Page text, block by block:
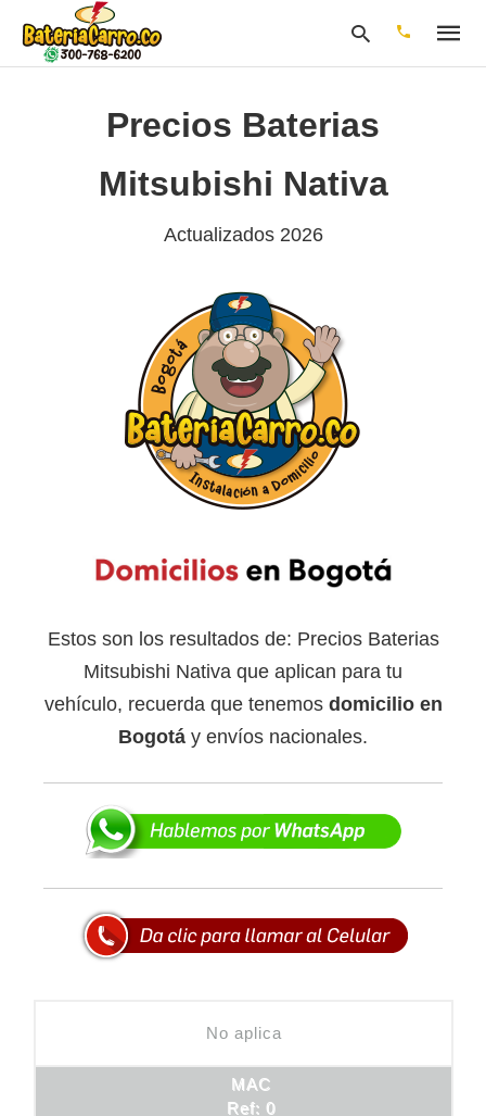
Precios Baterias
Mitsubishi Nativa
Actualizados 2026
Estos son los resultados de: Precios Baterias
Mitsubishi Nativa que aplican para tu
vehículo, recuerda que tenemos domicilio en
Bogotá y envíos nacionales.
No aplica
MAC
Ref: 0